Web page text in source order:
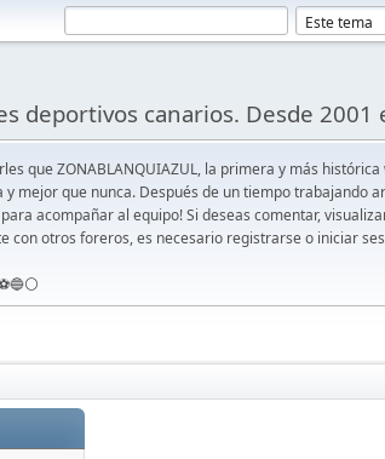
deportivos canarios. Desde 2001
que ZONABLANQUIAZUL, la primera y más histórica
y mejor que nunca. Después de un tiempo trabajando
acompañar al equipo! Si deseas comentar,
con otros foreros, es necesario registrarse o iniciar